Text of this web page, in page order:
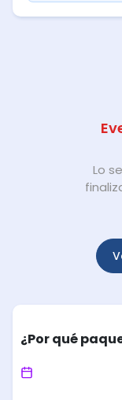
Lo
¿Por qué